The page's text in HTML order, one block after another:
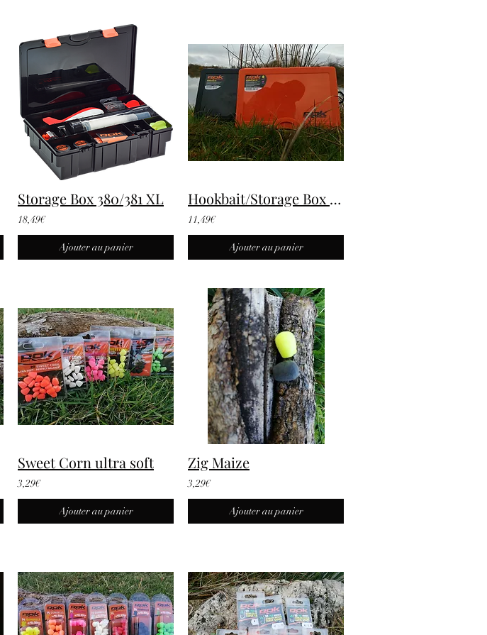
Storage Box 380/381 XL
18,49€
Ajouter au panier
Hookbait/Storage Box 371
11,49€
Ajouter au panier
Sweet Corn ultra soft
3,29€
Ajouter au panier
Zig Maize
3,29€
Ajouter au panier